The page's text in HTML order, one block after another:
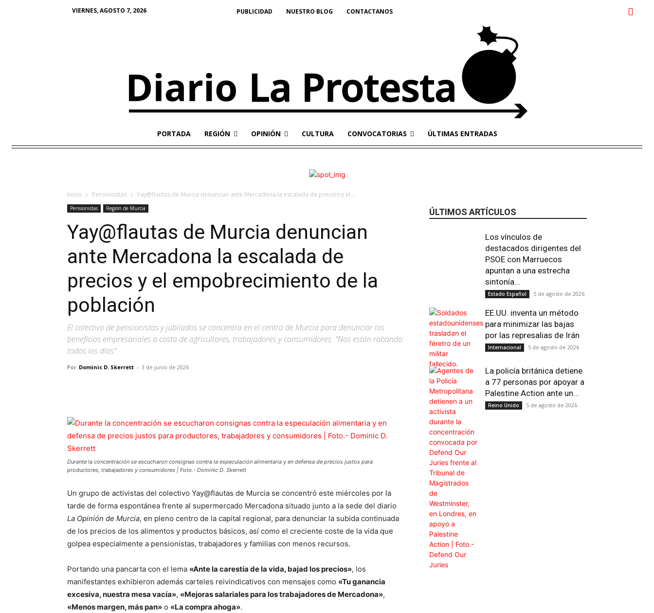
VIERNES, AGOSTO 7, 2026 PUBLICIDAD NUESTRO BLOG CONTACTANOS
PORTADA REGIÓN OPINIÓN CULTURA CONVOCATORIAS ÚLTIMAS ENTRADAS
Inicio Pensionistas Yay@flautas de Murcia denuncian ante Mercadona la escalada de precios y el...
Pensionistas Región de Murcia
Yay@flautas de Murcia denuncian
ante Mercadona la escalada de
precios y el empobrecimiento de la
población
El colectivo de pensionistas y jubilados se concentra en el centro de Murcia para denunciar los
beneficios empresariales a costa de agricultores, trabajadores y consumidores: "Nos están robando
todos los días".
Por Dominic D. Skerrett - 3 de junio de 2026
Email Impresión Telegram
Durante la concentración se escucharon consignas contra la especulación alimentaria y en defensa de precios justos para
productores, trabajadores y consumidores | Foto.- Dominic D. Skerrett
Un grupo de activistas del colectivo Yay@flautas de Murcia se concentró este miércoles por la
tarde de forma espontánea frente al supermercado Mercadona situado junto a la sede del diario
La Opinión de Murcia, en pleno centro de la capital regional, para denunciar la subida continuada
de los precios de los alimentos y productos básicos, así como el creciente coste de la vida que
golpea especialmente a pensionistas, trabajadores y familias con menos recursos.
Portando una pancarta con el lema «Ante la carestía de la vida, bajad los precios», los
manifestantes exhibieron además carteles reivindicativos con mensajes como «Tu ganancia
excesiva, nuestra mesa vacía», «Mejoras salariales para los trabajadores de Mercadona»,
«Menos margen, más pan» o «La compra ahoga».
ÚLTIMOS ARTÍCULOS
Los vínculos de
destacados dirigentes del
PSOE con Marruecos
apuntan a una estrecha
sintonía...
Estado Español 5 de agosto de 2026
EE.UU. inventa un método
para minimizar las bajas
por las represalias de Irán
Internacional 5 de agosto de 2026
La policía británica detiene
a 77 personas por apoyar a
Palestine Action ante un...
Reino Unido 5 de agosto de 2026